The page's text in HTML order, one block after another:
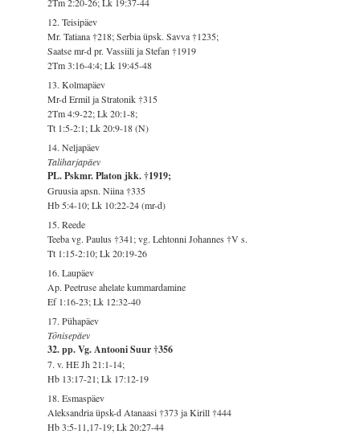
12. Teisipäev
Mr. Tatiana †218; Serbia üpsk. Savva †1235;
Saatse mr-d pr. Vassiili ja Stefan †1919
2Tm 3:16-4:4; Lk 19:45-48
13. Kolmapäev
Mr-d Ermil ja Stratonik †315
2Tm 4:9-22; Lk 20:1-8;
Tt 1:5-2:1; Lk 20:9-18 (N)
14. Neljapäev
Taliharjapäev
PL. Pskmr. Platon jkk. †1919;
Gruusia apsn. Niina †335
Hb 5:4-10; Lk 10:22-24 (mr-d)
15. Reede
Teeba vg. Paulus †341; vg. Lehtonni Johannes †V s.
Tt 1:15-2:10; Lk 20:19-26
16. Laupäev
Ap. Peetruse ahelate kummardamine
Ef 1:16-23; Lk 12:32-40
17. Pühapäev
Tõnisepäev
32. pp. Vg. Antooni Suur †356
7. v. HE Jh 21:1-14;
Hb 13:17-21; Lk 17:12-19
18. Esmaspäev
Aleksandria üpsk-d Atanaasi †373 ja Kirill †444
Hb 3:5-11,17-19; Lk 20:27-44